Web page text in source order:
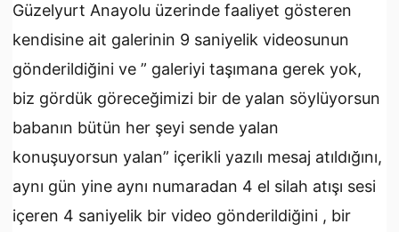
Güzelyurt Anayolu üzerinde faaliyet gösteren
kendisine ait galerinin 9 saniyelik videosunun
gönderildiğini ve ” galeriyi taşımana gerek yok,
biz gördük göreceğimizi bir de yalan söylüyorsun
babanın bütün her şeyi sende yalan
konuşuyorsun yalan” içerikli yazılı mesaj atıldığını,
aynı gün yine aynı numaradan 4 el silah atışı sesi
içeren 4 saniyelik bir video gönderildiğini , bir